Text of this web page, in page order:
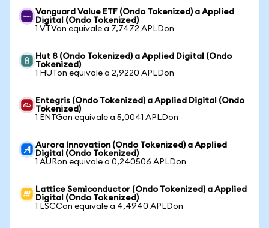
Vanguard Value ETF (Ondo Tokenized) a Applied
Digital (Ondo Tokenized)
1 VTVon equivale a 7,7472 APLDon
Hut 8 (Ondo Tokenized) a Applied Digital (Ondo
Tokenized)
1 HUTon equivale a 2,9220 APLDon
Entegris (Ondo Tokenized) a Applied Digital (Ondo
Tokenized)
1 ENTGon equivale a 5,0041 APLDon
Aurora Innovation (Ondo Tokenized) a Applied
Digital (Ondo Tokenized)
1 AURon equivale a 0,240506 APLDon
Lattice Semiconductor (Ondo Tokenized) a Applied
Digital (Ondo Tokenized)
1 LSCCon equivale a 4,4940 APLDon